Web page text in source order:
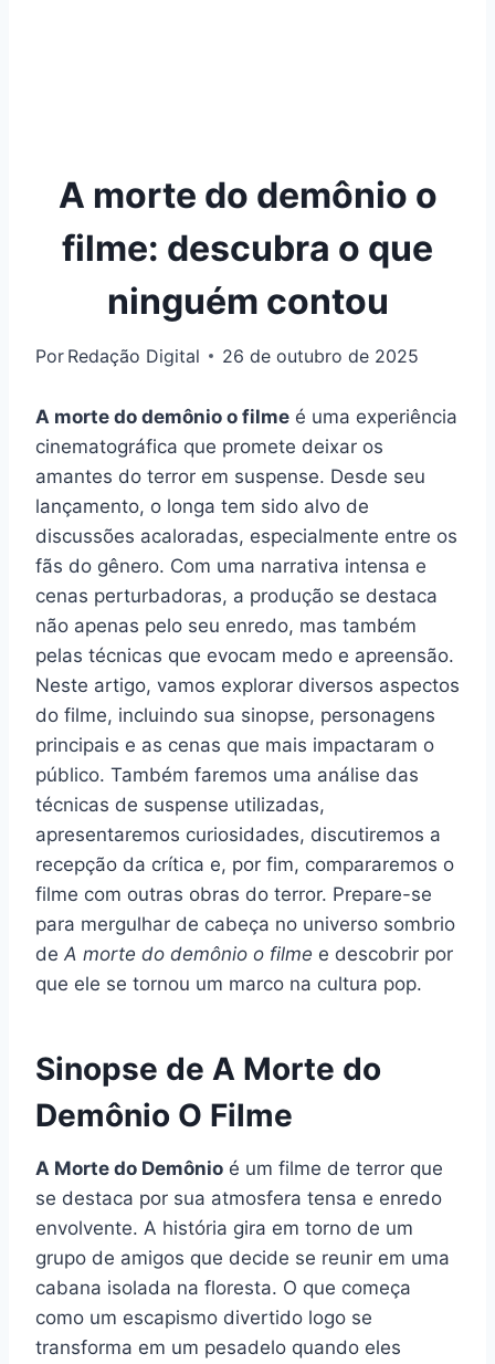
A morte do demônio o
filme: descubra o que
ninguém contou
Por Redação Digital 26 de outubro de 2025
A morte do demônio o filme é uma experiência
cinematográfica que promete deixar os
amantes do terror em suspense. Desde seu
lançamento, o longa tem sido alvo de
discussões acaloradas, especialmente entre os
fãs do gênero. Com uma narrativa intensa e
cenas perturbadoras, a produção se destaca
não apenas pelo seu enredo, mas também
pelas técnicas que evocam medo e apreensão.
Neste artigo, vamos explorar diversos aspectos
do filme, incluindo sua sinopse, personagens
principais e as cenas que mais impactaram o
público. Também faremos uma análise das
técnicas de suspense utilizadas,
apresentaremos curiosidades, discutiremos a
recepção da crítica e, por fim, compararemos o
filme com outras obras do terror. Prepare-se
para mergulhar de cabeça no universo sombrio
de A morte do demônio o filme e descobrir por
que ele se tornou um marco na cultura pop.
Sinopse de A Morte do
Demônio O Filme
A Morte do Demônio é um filme de terror que
se destaca por sua atmosfera tensa e enredo
envolvente. A história gira em torno de um
grupo de amigos que decide se reunir em uma
cabana isolada na floresta. O que começa
como um escapismo divertido logo se
transforma em um pesadelo quando eles